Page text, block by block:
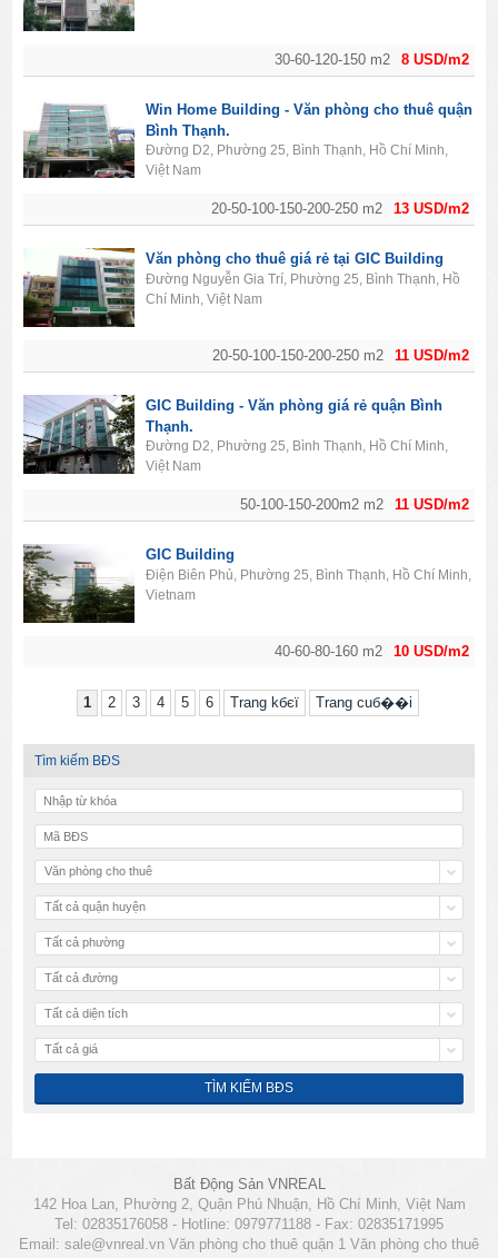
8 USD/m2
30-60-120-150 m2
13 USD/m2
20-50-100-150-200-250 m2
Win Home Building - Văn phòng cho thuê quận
Bình Thạnh.
Đường D2, Phường 25, Bình Thạnh, Hồ Chí Minh,
Việt Nam
11 USD/m2
20-50-100-150-200-250 m2
Văn phòng cho thuê giá rẻ tại GIC Building
Đường Nguyễn Gia Trí, Phường 25, Bình Thạnh, Hồ
Chí Minh, Việt Nam
11 USD/m2
50-100-150-200m2 m2
GIC Building - Văn phòng giá rẻ quận Bình
Thạnh.
Đường D2, Phường 25, Bình Thạnh, Hồ Chí Minh,
Việt Nam
10 USD/m2
40-60-80-160 m2
GIC Building
Điện Biên Phủ, Phường 25, Bình Thạnh, Hồ Chí Minh,
Vietnam
1 2 3 4 5 6 Trang kбєї Trang cuб��i
Tìm kiếm BĐS
Văn phòng cho thuê
Tất cả quận huyện
Tất cả phường
Tất cả đường
Tất cả diện tích
Tất cả giá
Bất Động Sản VNREAL
142 Hoa Lan, Phường 2, Quận Phú Nhuận, Hồ Chí Minh, Việt Nam
Tel: 02835176058 - Hotline: 0979771188 - Fax: 02835171995
Email: sale@vnreal.vn Văn phòng cho thuê quận 1 Văn phòng cho thuê